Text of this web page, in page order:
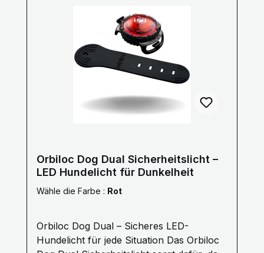
Orbiloc Dog Dual Sicherheitslicht –
LED Hundelicht für Dunkelheit
Wähle die Farbe : Rot
Orbiloc Dog Dual – Sicheres LED-
Hundelicht für jede Situation Das Orbiloc